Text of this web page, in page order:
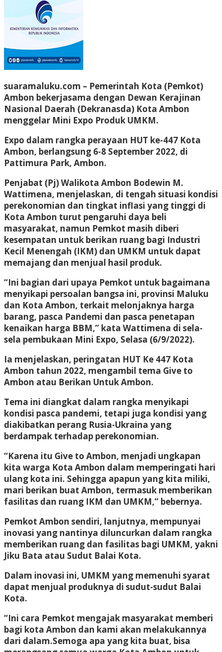
suaramaluku.com – Pemerintah Kota (Pemkot)
Ambon bekerjasama dengan Dewan Kerajinan
Nasional Daerah (Dekranasda) Kota Ambon
menggelar Mini Expo Produk UMKM.
Expo dalam rangka perayaan HUT ke-447 Kota
Ambon, berlangsung 6-8 September 2022, di
Pattimura Park, Ambon.
Penjabat (Pj) Walikota Ambon Bodewin M.
Wattimena, menjelaskan, di tengah situasi kondisi
perekonomian dan tingkat inflasi yang tinggi di
Kota Ambon turut pengaruhi daya beli
masyarakat, namun Pemkot masih diberi
kesempatan untuk berikan ruang bagi Industri
Kecil Menengah (IKM) dan UMKM untuk dapat
memajang dan menjual hasil produk.
“Ini bagian dari upaya Pemkot untuk bagaimana
menyikapi persoalan bangsa ini, provinsi Maluku
dan Kota Ambon, terkait melonjaknya harga
barang, pasca Pandemi dan pasca penetapan
kenaikan harga BBM,” kata Wattimena di sela-
sela pembukaan Mini Expo, Selasa (6/9/2022).
Ia menjelaskan, peringatan HUT Ke 447 Kota
Ambon tahun 2022, mengambil tema Give to
Ambon atau Berikan Untuk Ambon.
Tema ini diangkat dalam rangka menyikapi
kondisi pasca pandemi, tetapi juga kondisi yang
diakibatkan perang Rusia-Ukraina yang
berdampak terhadap perekonomian.
“Karena itu Give to Ambon, menjadi ungkapan
kita warga Kota Ambon dalam memperingati hari
ulang kota ini. Sehingga apapun yang kita miliki,
mari berikan buat Ambon, termasuk memberikan
fasilitas dan ruang IKM dan UMKM,” bebernya.
Pemkot Ambon sendiri, lanjutnya, mempunyai
inovasi yang nantinya diluncurkan dalam rangka
memberikan ruang dan fasilitas bagi UMKM, yakni
Jiku Bata atau Sudut Balai Kota.
Dalam inovasi ini, UMKM yang memenuhi syarat
dapat menjual produknya di sudut-sudut Balai
Kota.
“Ini cara Pemkot mengajak masyarakat memberi
bagi kota Ambon dan kami akan melakukannya
dari dalam.Semoga apa yang kita buat, bisa